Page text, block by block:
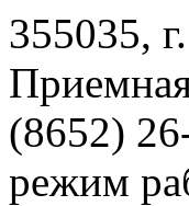
355035,
(8652)
режим